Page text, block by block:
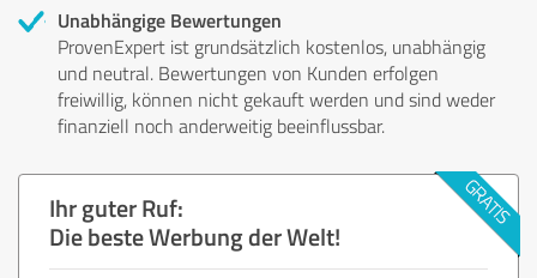
Unabhängige Bewertungen
ProvenExpert ist grundsätzlich kostenlos, unabhängig
und neutral. Bewertungen von Kunden erfolgen
freiwillig, können nicht gekauft werden und sind weder
finanziell noch anderweitig beeinflussbar.
Ihr guter Ruf:
Die beste Werbung der Welt!